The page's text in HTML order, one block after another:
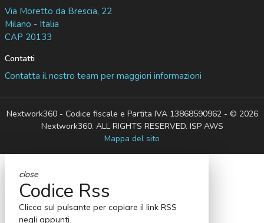
Via Moretto da Brescia, 22
Milano - Italia
CAP 20133
Contatti
Contatta il nostro team per maggiori informazioni
Nextwork360 - Codice fiscale e Partita IVA 13868590962 - © 2026
Nextwork360. ALL RIGHTS RESERVED. ISP AWS
Mappa del sito
close
Codice Rss
Clicca sul pulsante per copiare il link RSS
negli appunti.